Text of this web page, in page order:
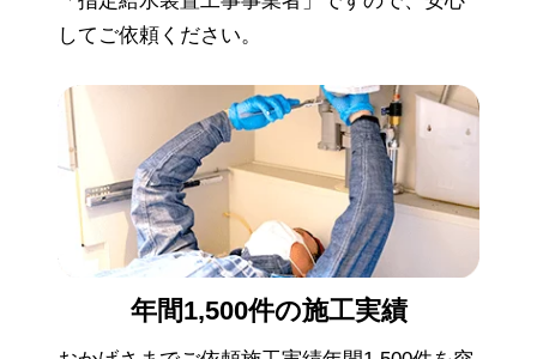
してご依頼ください。
年間1,500件の施工実績